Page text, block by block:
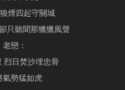
煙四起守關城
只聽聞那獵獵風聲
老戀：
烈日焚沙埋忠骨
氣勢猛如虎